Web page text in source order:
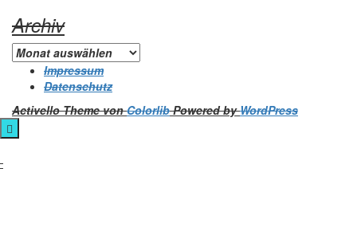
Archiv
Archiv
Impressum
Datenschutz
Activello Theme vonColorlibPowered byWordPress